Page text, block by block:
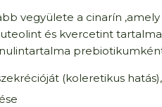
vegyülete a cinarín
és kvercetint
(koleretikus